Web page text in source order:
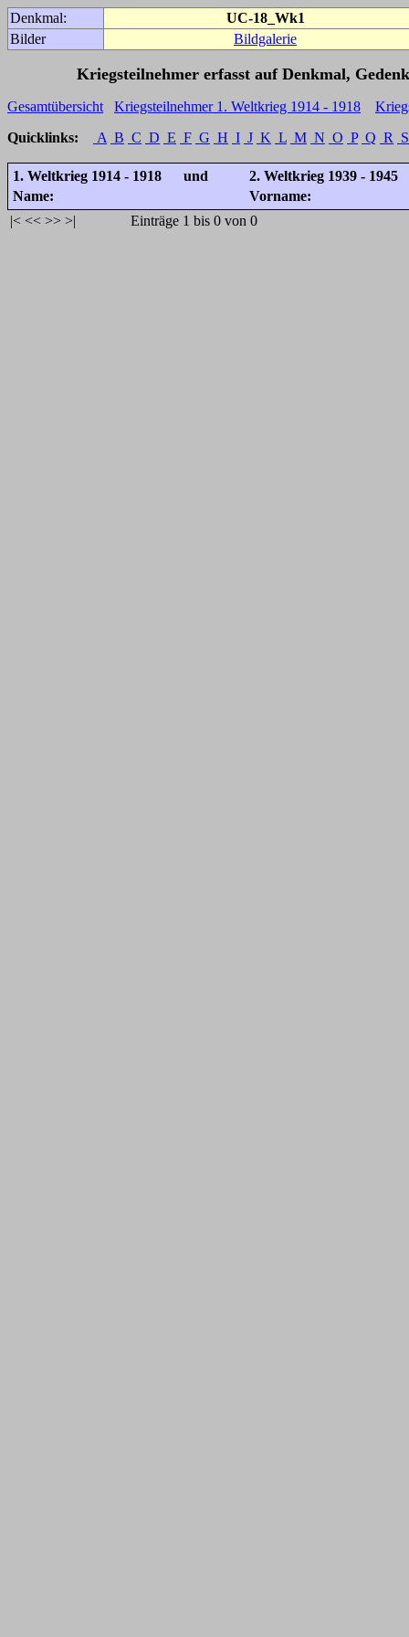
Denkmal:
UC-18_Wk1
Bilder
Bildgalerie
Kriegsteilnehmer erfasst auf Denkmal,
Gesamtübersicht Kriegsteilnehmer 1. Weltkrieg 1914 - 1918
Quicklinks:
A B C D E F G H I J K L M N O P Q R S
1. Weltkrieg 1914 - 1918 und
2. Weltkrieg 1939 - 1945
Name:
Vorname:
|< << >> >| Einträge 1 bis 0 von 0